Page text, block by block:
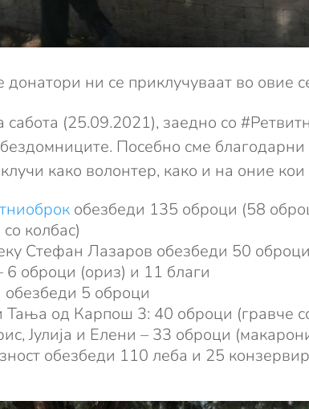
донатори ни се приклучуваат во овие
сабота (25.09.2021), заедно со
Посебно сме благодарни
како волонтер, како и на оние
обезбеди 135 оброци (58
колбас)
Стефан Лазаров обезбеди 50 оброци
6 оброци (ориз) и 11 благи
5 оброци
Тања од Карпош 3: 40 оброци (гравче
Јулија и Елени – 33 оброци
обезбеди 110 леба и 25